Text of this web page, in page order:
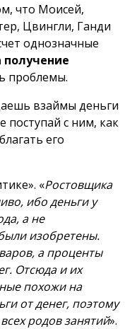
что Моисей,
Цвингли, Ганди
однозначные
получение
проблемы.
взаймы деньги
поступай с ним, как
его
«Ростовщика
ибо деньги у
а не
изобретены.
а проценты
Отсюда и их
похожи на
от денег, поэтому
родов занятий».